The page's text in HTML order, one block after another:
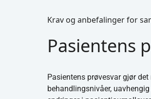
Krav og anbefalinger for
Pasientens
Pasientens prøvesvar gjør
behandlingsnivåer,